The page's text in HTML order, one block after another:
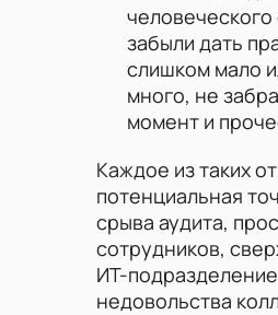
забыли дать
слишком мало
много, не
момент и
Каждое из таких
потенциальная
срыва аудита,
сотрудников,
ИТ-
недовольства